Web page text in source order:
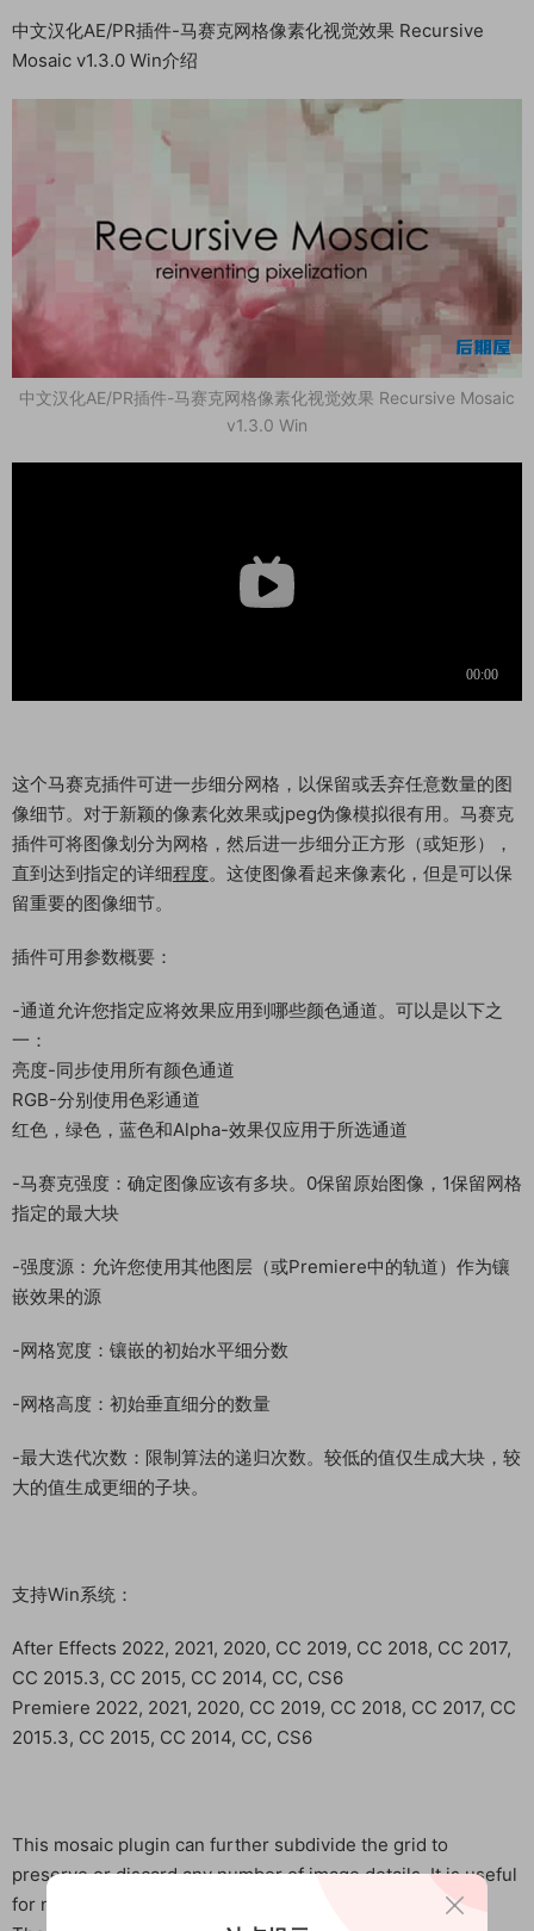
中文汉化AE/PR插件-马赛克网格像素化视觉效果 Recursive
Mosaic v1.3.0 Win介绍
中文汉化AE/PR插件-马赛克网格像素化视觉效果 Recursive Mosaic
v1.3.0 Win
这个马赛克插件可进一步细分网格，以保留或丢弃任意数量的图
像细节。对于新颖的像素化效果或jpeg伪像模拟很有用。马赛克
插件可将图像划分为网格，然后进一步细分正方形（或矩形），
直到达到指定的详细程度。这使图像看起来像素化，但是可以保
留重要的图像细节。
插件可用参数概要：
-通道允许您指定应将效果应用到哪些颜色通道。可以是以下之
一：
亮度-同步使用所有颜色通道
RGB-分别使用色彩通道
红色，绿色，蓝色和Alpha-效果仅应用于所选通道
-马赛克强度：确定图像应该有多块。0保留原始图像，1保留网格
指定的最大块
-强度源：允许您使用其他图层（或Premiere中的轨道）作为镶
嵌效果的源
-网格宽度：镶嵌的初始水平细分数
-网格高度：初始垂直细分的数量
-最大迭代次数：限制算法的递归次数。较低的值仅生成大块，较
大的值生成更细的子块。
支持Win系统：
After Effects 2022, 2021, 2020, CC 2019, CC 2018, CC 2017,
CC 2015.3, CC 2015, CC 2014, CC, CS6
Premiere 2022, 2021, 2020, CC 2019, CC 2018, CC 2017, CC
2015.3, CC 2015, CC 2014, CC, CS6
This mosaic plugin can further subdivide the grid to
preserve or discard any number of image details. It is useful
for novel pixelated effects or simulation of jpeg artifacts.